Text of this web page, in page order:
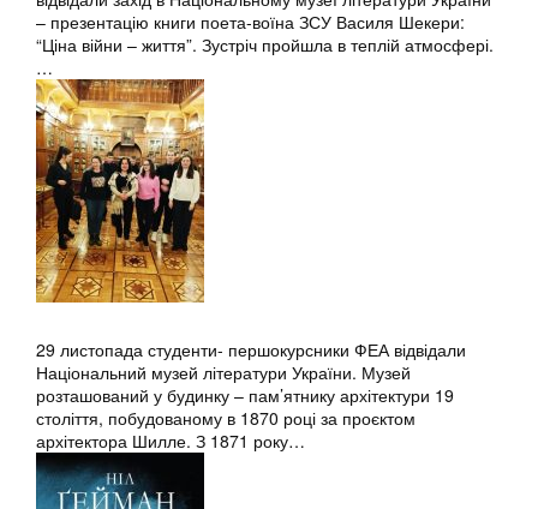
– презентацію книги поета-воїна ЗСУ Василя Шекери:
“Ціна війни – життя”. Зустріч пройшла в теплій атмосфері.
…
29 листопада студенти- першокурсники ФЕА відвідали
Національний музей літератури України. Музей
розташований у будинку – пам’ятнику архітектури 19
століття, побудованому в 1870 році за проєктом
архітектора Шилле. З 1871 року…